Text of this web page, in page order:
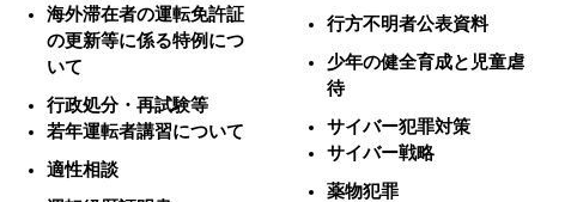
海外滞在者の運転免許証
の更新等に係る特例につ
いて
行政処分・再試験等
若年運転者講習について
適性相談
行方不明者公表資料
少年の健全育成と児童虐
待
サイバー犯罪対策
サイバー戦略
薬物犯罪